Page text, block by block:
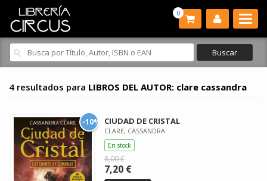
0
4 resultados para LIBROS DEL AUTOR: clare cassandra
-10% CIUDAD DE CRISTAL
CLARE, CASSANDRA
En stock
8,00 €
7,20 €